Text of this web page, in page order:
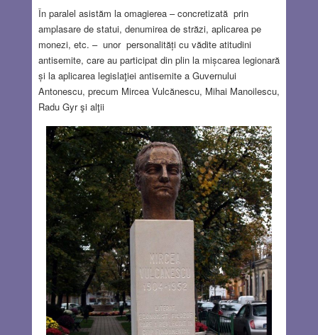
În paralel asistăm la omagierea – concretizată prin
amplasare de statui, denumirea de străzi, aplicarea pe
monezi, etc. – unor personalități cu vădite atitudini
antisemite, care au participat din plin la mișcarea legionară
și la aplicarea legislaţiei antisemite a Guvernului
Antonescu, precum Mircea Vulcănescu, Mihai Manoilescu,
Radu Gyr şi alţii